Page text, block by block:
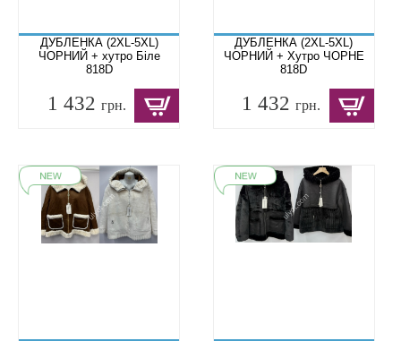
ДУБЛЕНКА (2XL-5XL)
ЧОРНИЙ + хутро Біле
818D
1 432 грн.
ДУБЛЕНКА (2XL-5XL)
ЧОРНИЙ + Хутро ЧОРНЕ
818D
1 432грн.